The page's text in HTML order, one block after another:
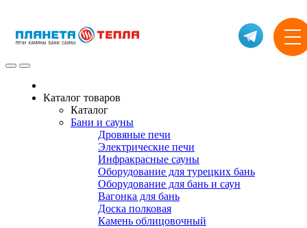
Каталог товаров
Каталог
Бани и сауны
Дровяные печи
Электрические печи
Инфракрасные сауны
Оборудование для турецких бань
Оборудование для бань и саун
Вагонка для бань
Доска полковая
Камень облицовочный